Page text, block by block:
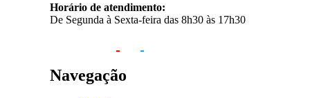
Horário de atendimento:
De Segunda à Sexta-feira das 8h30 às 17h30
Navegação